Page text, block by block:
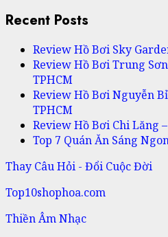
Recent Posts
Review Hồ Bơi Sky
Review Hồ Bơi Trung
TPHCM
Review Hồ Bơi Nguyễn
TPHCM
Review Hồ Bơi Chi Lăng
Top 7 Quán Ăn Sáng
Thay Câu Hỏi - Đổi Cuộc Đời
Top10shophoa.com
Thiền Âm Nhạc